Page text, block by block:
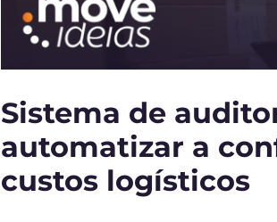
Sistema de
automatizar a
custos logísticos